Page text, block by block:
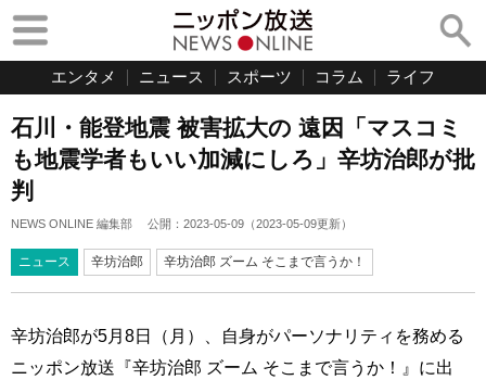
エンタメ ニュース スポーツ コラム ライフ
石川・能登地震 被害拡大の 遠因「マスコミ
も地震学者もいい加減にしろ」辛坊治郎が批
判
NEWS ONLINE 編集部 公開： 2023-05-09 （2023-05-09更新）
ニュース 辛坊治郎 辛坊治郎 ズーム そこまで言うか！
辛坊治郎が5月8日（月）、自身がパーソナリティを務める
ニッポン放送『辛坊治郎 ズーム そこまで言うか！』に出